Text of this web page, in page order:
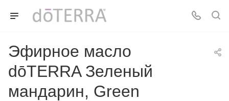
Эфирное масло
dōTERRA Зеленый
мандарин, Green